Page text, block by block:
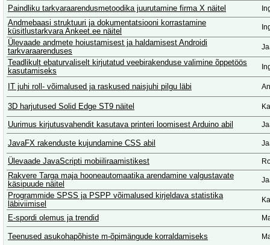
Paindliku tarkvaraarendusmetoodika juurutamine firma X näitel
Andmebaasi struktuuri ja dokumentatsiooni korrastamine
küsitlustarkvara Ankeet.ee näitel
Ülevaade andmete hoiustamisest ja haldamisest Androidi
tarkvaraarenduses
Teadlikult ebaturvaliselt kirjutatud veebirakenduse valimine õppetöös
kasutamiseks
IT juhi roll- võimalused ja raskused naisjuhi pilgu läbi
3D harjutused Solid Edge ST9 näitel
Uurimus kirjutusvahendit kasutava printeri loomisest Arduino abil
JavaFX rakenduste kujundamine CSS abil
Ülevaade JavaScripti mobiiliraamistikest
Rakvere Targa maja hooneautomaatika arendamine valgustavate
käsipuude näitel
Programmide SPSS ja PSPP võimalused kirjeldava statistika
läbiviimisel
E-spordi olemus ja trendid
Teenused asukohapõhiste m-õpimängude korraldamiseks